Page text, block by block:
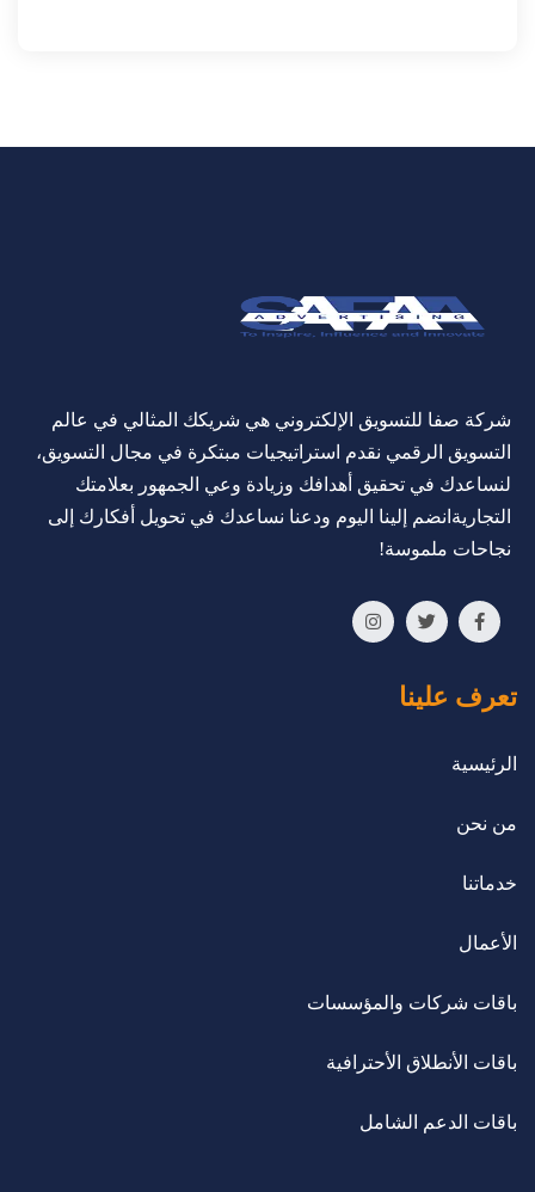
شركة صفا للتسويق الإلكتروني هي شريكك المثالي في عالم
التسويق الرقمي نقدم استراتيجيات مبتكرة في مجال التسويق،
لنساعدك في تحقيق أهدافك وزيادة وعي الجمهور بعلامتك
التجاريةانضم إلينا اليوم ودعنا نساعدك في تحويل أفكارك إلى
نجاحات ملموسة!
تعرف علينا
الرئيسية
من نحن
خدماتنا
الأعمال
باقات شركات والمؤسسات
باقات الأنطلاق الأحترافية
باقات الدعم الشامل